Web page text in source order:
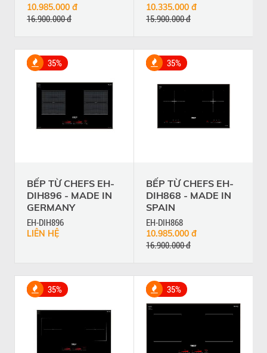
10.985.000 đ
16.900.000 đ
10.335.000 đ
15.900.000 đ
35%
BẾP TỪ CHEFS EH-
DIH896 - MADE IN
GERMANY
EH-DIH896
LIÊN HỆ
35%
BẾP TỪ CHEFS EH-
DIH868 - MADE IN
SPAIN
EH-DIH868
10.985.000 đ
16.900.000 đ
35% 35%